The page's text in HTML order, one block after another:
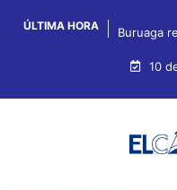
ÚLTIMA HORA Buruaga
10